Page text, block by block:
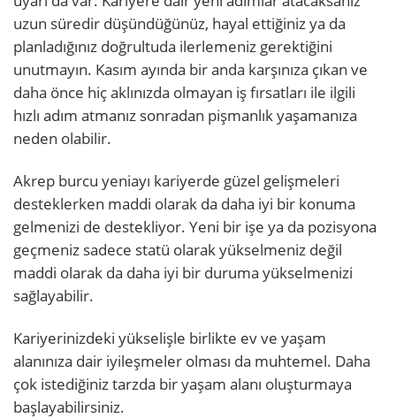
uzun süredir düşündüğünüz, hayal ettiğiniz ya da
planladığınız doğrultuda ilerlemeniz gerektiğini
unutmayın. Kasım ayında bir anda karşınıza çıkan ve
daha önce hiç aklınızda olmayan iş fırsatları ile ilgili
hızlı adım atmanız sonradan pişmanlık yaşamanıza
neden olabilir.
Akrep burcu yeniayı kariyerde güzel gelişmeleri
desteklerken maddi olarak da daha iyi bir konuma
gelmenizi de destekliyor. Yeni bir işe ya da pozisyona
geçmeniz sadece statü olarak yükselmeniz değil
maddi olarak da daha iyi bir duruma yükselmenizi
sağlayabilir.
Kariyerinizdeki yükselişle birlikte ev ve yaşam
alanınıza dair iyileşmeler olması da muhtemel. Daha
çok istediğiniz tarzda bir yaşam alanı oluşturmaya
başlayabilirsiniz.